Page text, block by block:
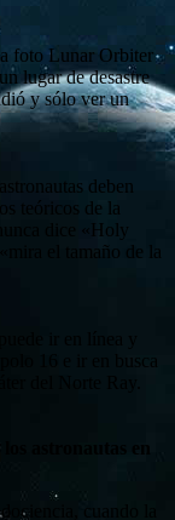
foto Lunar Orbiter
lugar de desastre
y sólo ver un
deben
teóricos de la
dice «Holy
el tamaño de la
ir en línea y
16 e ir en busca
astronautas en
cuando la